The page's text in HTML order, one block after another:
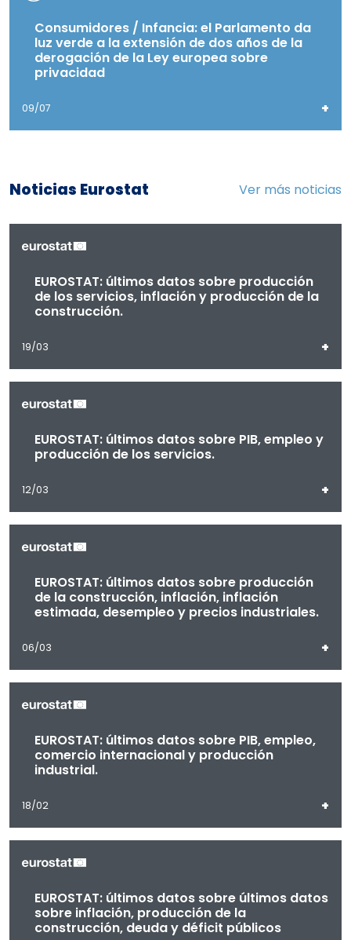
Consumidores / Infancia: el Parlamento da
luz verde a la extensión de dos años de la
derogación de la Ley europea sobre
privacidad
09/07 +
Noticias Eurostat Ver más noticias
EUROSTAT: últimos datos sobre producción
de los servicios, inflación y producción de la
construcción.
19/03 +
EUROSTAT: últimos datos sobre PIB, empleo y
producción de los servicios.
12/03 +
EUROSTAT: últimos datos sobre producción
de la construcción, inflación, inflación
estimada, desempleo y precios industriales.
06/03 +
EUROSTAT: últimos datos sobre PIB, empleo,
comercio internacional y producción
industrial.
18/02 +
EUROSTAT: últimos datos sobre últimos datos
sobre inflación, producción de la
construcción, deuda y déficit públicos